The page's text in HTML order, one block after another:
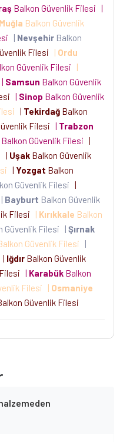
Balkon Güvenlik Filesi |
Muğla Balkon Güvenlik
| Nevşehir Balkon
Filesi | Ordu
Güvenlik Filesi
|
| Samsun Balkon Güvenlik
| Sinop Balkon Güvenlik
| Tekirdağ Balkon
Filesi | Trabzon
Balkon Güvenlik Filesi |
| Uşak Balkon Güvenlik
| Yozgat Balkon
Güvenlik Filesi |
| Bayburt Balkon Güvenlik
Filesi | Kırıkkale Balkon
Güvenlik Filesi | Şırnak
Güvenlik Filesi
|
| Iğdır Balkon Güvenlik
| Karabük Balkon
Filesi | Osmaniye
Güvenlik Filesi